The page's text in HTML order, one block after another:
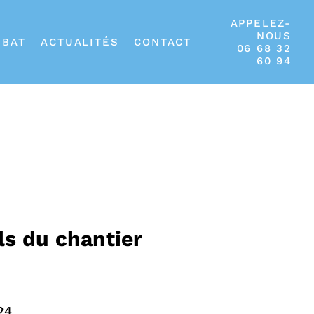
ACTUALITÉS CONTACT
APPELEZ-
NOUS
06 68 32
60 94
du chantier